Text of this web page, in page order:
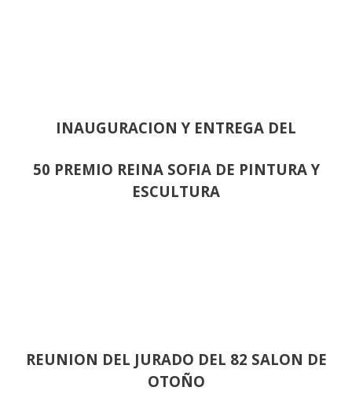
INAUGURACION Y ENTREGA DEL
50 PREMIO REINA SOFIA DE PINTURA Y
ESCULTURA
REUNION DEL JURADO DEL 82 SALON DE
OTOÑO